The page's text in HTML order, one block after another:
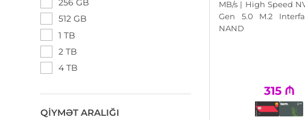
Plextor
Samsung
Sandisk
Team Group
Toshiba
256 GB
512 GB
1 TB
2 TB
4 TB
QIYMƏT ARALIĞI
MB/s | High Speed
Gen 5.0 M.2
NAND
315 ₼